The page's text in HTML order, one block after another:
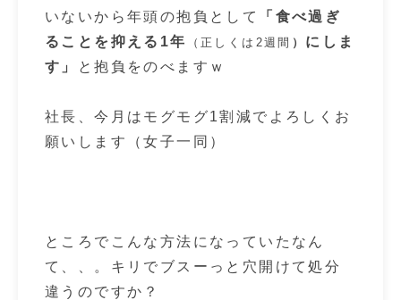
いないから年頭の抱負として
「食べ過ぎ
ることを抑える1年
（正しくは2週 間 ） にしま
す」
と抱負をのべますｗ
社長、今月はモグモグ1割減でよろしくお
願いします（女子一同）
ところでこんな方法になっていたなん
て、、。キリでブスーっと穴開けて処分
違うのですか？